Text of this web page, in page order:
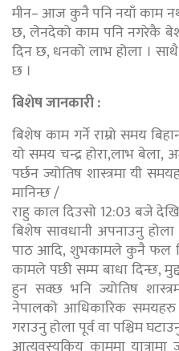
मीन– आज कुनै पनि नयाँ काम
छ, लेनदेको काम पनि नगरेकै
दिन छ, धनको लाभ होला । साथै
छ ।
बिशेष जानकारी :
बिशेष काम गर्ने राम्रो समय
यो समय चन्द्र होरा,लाभ
पर्छन ज्योतिष शास्त्रमा यी
मानिन्छ /
राहु काल दिउसो 12:03 बजे
बिशेष सावधानी अपनाउनु
पाठ आदि, शुभकामले कुनै फल
कामले पछी सम्म बाधा दिन्छ,
हुन सक्छ भनि ज्योतिष
नेपालको आधिकारिक समयहरु
गराउनु होला पूर्व वा पश्चिम